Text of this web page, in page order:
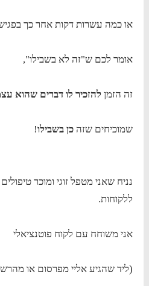
או כמה עשרות דקות אחר כך
אומר לכם ש"זה לא בשבילו",
זה הזמן להזכיר לו דברים שהוא
שמוכיחים שזהכן בשבילו!
נניח שאני מטפל זוגי ומוכר טיפולים
ללקוחות.
אני משוחח עם לקוח פוטנציאלי
(ליד שהגיע אליי מפרסום או